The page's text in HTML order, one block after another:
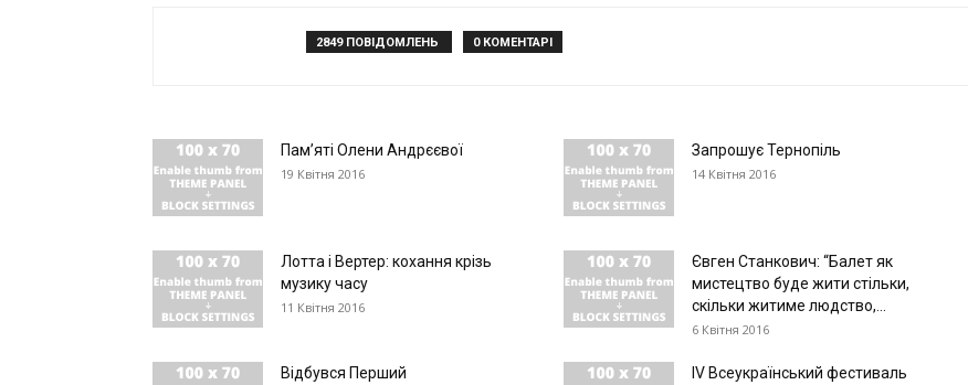
2849 ПОВІДОМЛЕНЬ 0 КОМЕНТАРІ
Пам’яті Олени Андрєєвої
19 Квітня 2016
Запрошує Тернопіль
14 Квітня 2016
Лотта і Вертер: кохання крізь
музику часу
11 Квітня 2016
Євген Станкович: “Балет як
мистецтво буде жити стільки,
скільки житиме людство,...
6 Квітня 2016
Відбувся Перший
IV Всеукраїнський фестиваль